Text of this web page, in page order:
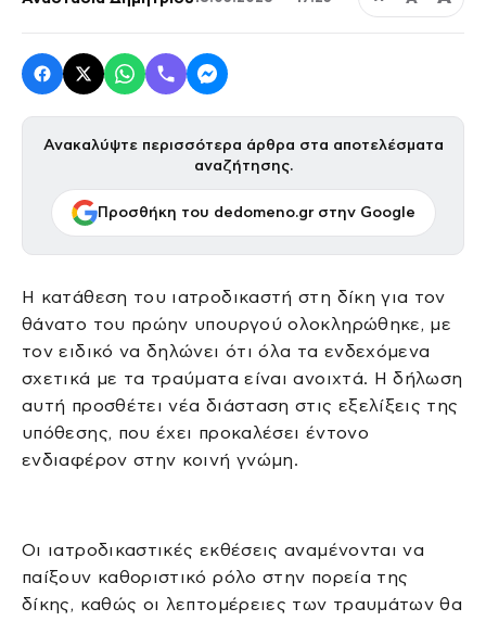
Ανακαλύψτε περισσότερα άρθρα στα αποτελέσματα
αναζήτησης.
Προσθήκη του dedomeno.gr στην Google
Η κατάθεση του ιατροδικαστή στη δίκη για τον
θάνατο του πρώην υπουργού ολοκληρώθηκε, με
τον ειδικό να δηλώνει ότι όλα τα ενδεχόμενα
σχετικά με τα τραύματα είναι ανοιχτά. Η δήλωση
αυτή προσθέτει νέα διάσταση στις εξελίξεις της
υπόθεσης, που έχει προκαλέσει έντονο
ενδιαφέρον στην κοινή γνώμη.
Οι ιατροδικαστικές εκθέσεις αναμένονται να
παίξουν καθοριστικό ρόλο στην πορεία της
δίκης, καθώς οι λεπτομέρειες των τραυμάτων θα